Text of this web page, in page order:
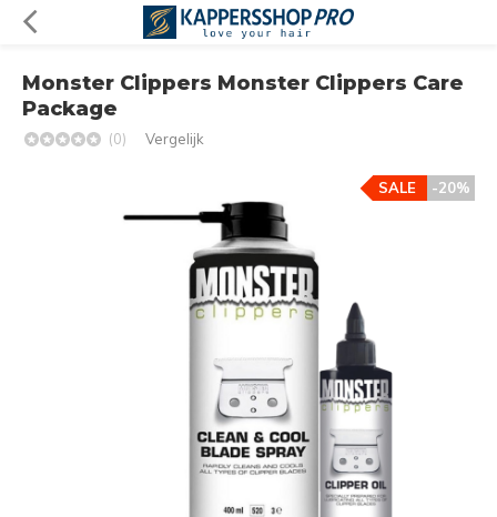
Monster Clippers Monster Clippers Care
Package
(0) Vergelijk
-20%
SALE